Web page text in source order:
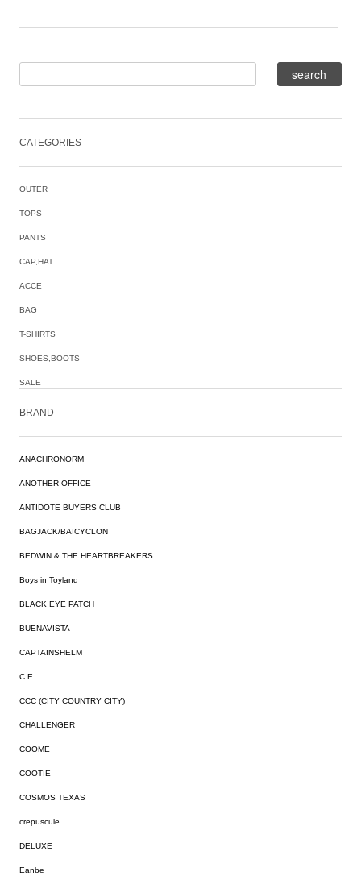
CATEGORIES
OUTER
TOPS
PANTS
CAP,HAT
ACCE
BAG
T-SHIRTS
SHOES,BOOTS
SALE
BRAND
ANACHRONORM
ANOTHER OFFICE
ANTIDOTE BUYERS CLUB
BAGJACK/BAICYCLON
BEDWIN & THE HEARTBREAKERS
Boys in Toyland
BLACK EYE PATCH
BUENAVISTA
CAPTAINSHELM
C.E
CCC (CITY COUNTRY CITY)
CHALLENGER
COOME
COOTIE
COSMOS TEXAS
crepuscule
DELUXE
Eanbe